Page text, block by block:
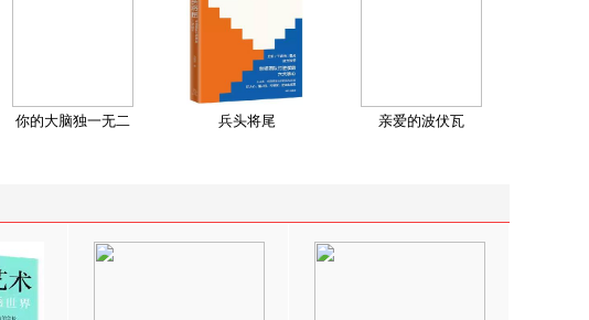
你的大脑独一无二 兵头将尾 亲爱的波伏瓦